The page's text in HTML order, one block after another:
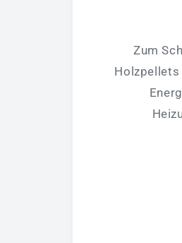
Zum
Holzpellets